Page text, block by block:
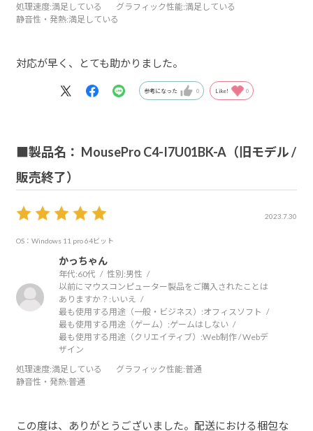
処理速度:満足している グラフィック性能:満足している
静音性・発熱:満足している
対応が早く、とても助かりました。
参考になった 0 Like! 0
■製品名： MousePro C4-I7U01BK-A（旧モデル /
販売終了）
2023.7.30
OS：Windows 11 pro 64ビット
かっちゃん
年代:60代 性別:男性
以前にマウスコンピューター製品をご購入されたことは
ありますか？: いいえ
最も使用する用途（一般・ビジネス）:オフィスソフト
最も使用する用途（ゲーム）:ゲームはしない
最も使用する用途（クリエイティブ）:Web制作 / Webデ
ザイン
処理速度:満足している グラフィック性能:普通
静音性・発熱:普通
この度は、ありがとうございました。配送における梱包な